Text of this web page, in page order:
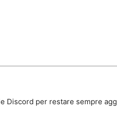
Discord per restare sempre